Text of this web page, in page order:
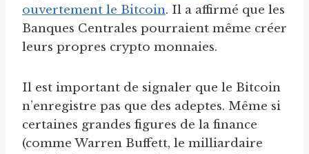
ouvertement le Bitcoin. Il a affirmé que les
Banques Centrales pourraient même créer
leurs propres crypto monnaies.
Il est important de signaler que le Bitcoin
n’enregistre pas que des adeptes. Même si
certaines grandes figures de la finance
(comme Warren Buffett, le milliardaire